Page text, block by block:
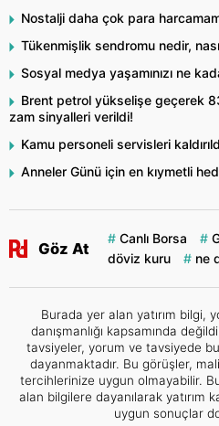
Nostalji daha çok para
Tükenmişlik sendromu nedir,
Sosyal medya yaşamınızı ne
Brent petrol yükselişe geçerek
zam sinyalleri verildi!
Kamu personeli servisleri
Anneler Günü için en kıymetli
Göz At
Canlı Borsa
döviz kuru
ne
Burada yer alan yatırım bilgi,
danışmanlığı kapsamında
tavsiyeler, yorum ve tavsiyede
dayanmaktadır. Bu görüşler,
tercihlerinize uygun olmayabilir.
alan bilgilere dayanılarak yatırım
uygun sonuçlar